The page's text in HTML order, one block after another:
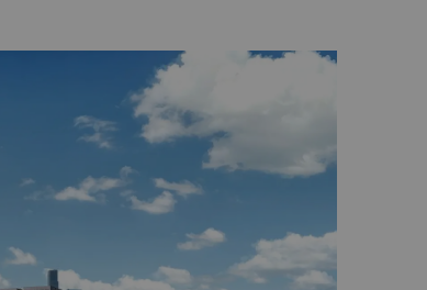
为中国最高单体瀑布，风景区面积105
、人文景观众多的特点。
约1小时车程）
海之上，距温州市约52公里，是一个
科文组织保护的生态保护区。
程）
泰顺县，保护区幅员200平方公里。
般的池水构成了当地古代山水画般的美